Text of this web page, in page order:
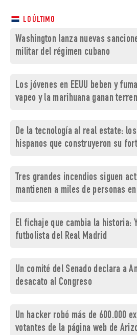
LO ÚLTIMO
Washington lanza nuevas
militar del régimen cubano
Los jóvenes en EEUU beben y
vapeo y la marihuana ganan
De la tecnología al real estate:
hispanos que construyeron su
Tres grandes incendios siguen
mantienen a miles de personas
El fichaje que cambia la historia:
futbolista del Real Madrid
Un comité del Senado declara a
desacato al Congreso
Un hacker robó más de 600.000
votantes de la página web de